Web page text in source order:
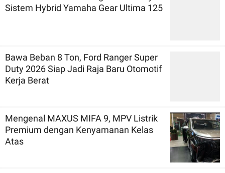
Sistem Hybrid Yamaha Gear Ultima 125
Bawa Beban 8 Ton, Ford Ranger Super
Duty 2026 Siap Jadi Raja Baru Otomotif
Kerja Berat
Mengenal MAXUS MIFA 9, MPV Listrik
Premium dengan Kenyamanan Kelas
Atas